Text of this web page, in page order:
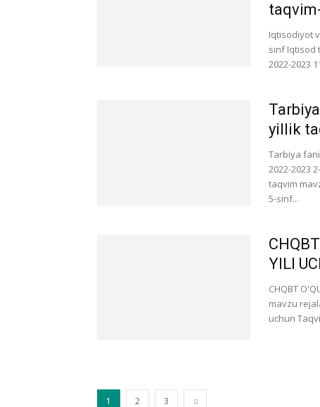
Iqtisodiyot
sinf Iqtisod
2022-2023
yillik
Tarbiya
2022-2023
taqvim
5-sinf...
YILI
CHQBT
mavzu
uchun
1 2 3